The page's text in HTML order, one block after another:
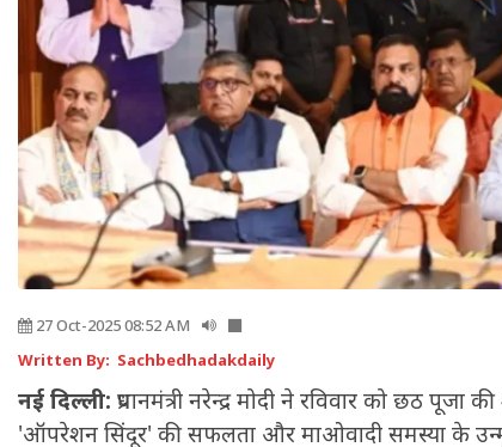
27 Oct-2025 08:52 AM
Written By: Sachbedhadakdaily
नई दिल्ली: प्रधानमंत्री नरेन्द्र मोदी ने रविवार को छठ
'ऑपरेशन सिंदूर' की सफलता और माओवादी समस्या के